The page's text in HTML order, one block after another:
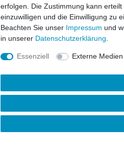
Angaben Produktsicherheit
erfolgen. Die Zustimmung kann
einzuwilligen und die Einwilligung zu
Beachten Sie unser Impressum und
in unserer Daten­schutz­erklärung
Essenziell Externe Medien